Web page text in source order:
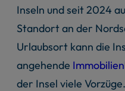
Inseln und seit 2024
Standort an der
Urlaubsort kann die
angehende
der Insel viele